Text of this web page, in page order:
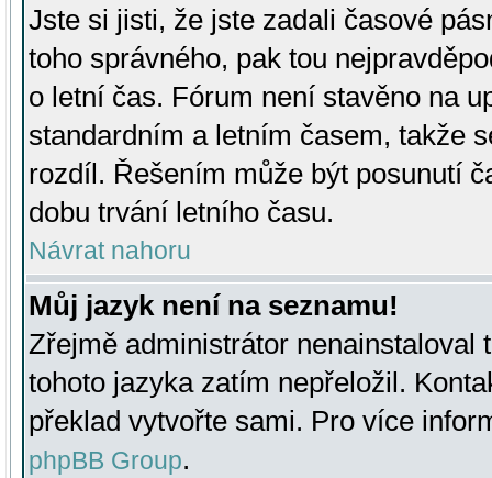
Jste si jisti, že jste zadali časové
toho správného, pak tou
o letní čas. Fórum není stavěno na
standardním a letním časem, takže
rozdíl. Řešením může být posunutí
dobu trvání letního času.
Návrat nahoru
Můj jazyk není na seznamu!
Zřejmě administrátor nenainstaloval
tohoto jazyka zatím nepřeložil.
překlad vytvořte sami. Pro více
phpBB Group.